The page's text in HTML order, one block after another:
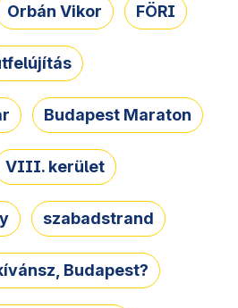
Orbán Vikor FÖRI
Budapest Maraton
VIII. kerület
szabadstrand
Budapest?